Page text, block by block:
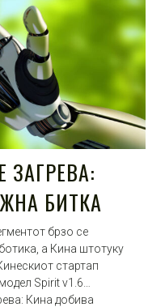
ЗАГРЕВА:
БИТКА
брзо се
а Кина штотуку
стартап
Spirit v1.6…
Кина добива